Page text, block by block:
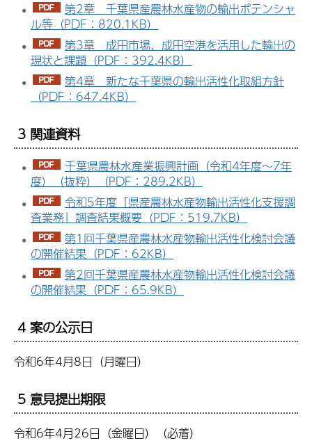
第2章 千葉県産農林水産物の輸出ポテンシャ
ル等（PDF：820.1KB）
第3章 成田市場、成田空港を活用した輸出の
現状と課題（PDF：392.4KB）
第4章 新たな千葉県の輸出活性化取組方針
（PDF：647.4KB）
3 関連資料
千葉県農林水産業振興計画（令和4年度～7年
度）（抜粋）（PDF：289.2KB）
令和5年度「県産農林水産物輸出活性化支援調
査業務」調査結果概要（PDF：519.7KB）
第1回千葉県産農林水産物輸出活性化検討会議
の開催結果（PDF：62KB）
第2回千葉県産農林水産物輸出活性化検討会議
の開催結果（PDF：65.9KB）
4 案の公示日
令和6年4月8日（月曜日）
5 意見提出期限
令和6年4月26日（金曜日）（必着）